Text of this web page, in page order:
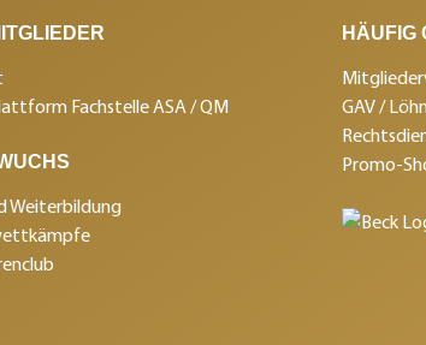
Fachstelle ASA / QM
Weiterbildung
HÄUFIG
GAV /
Promo-